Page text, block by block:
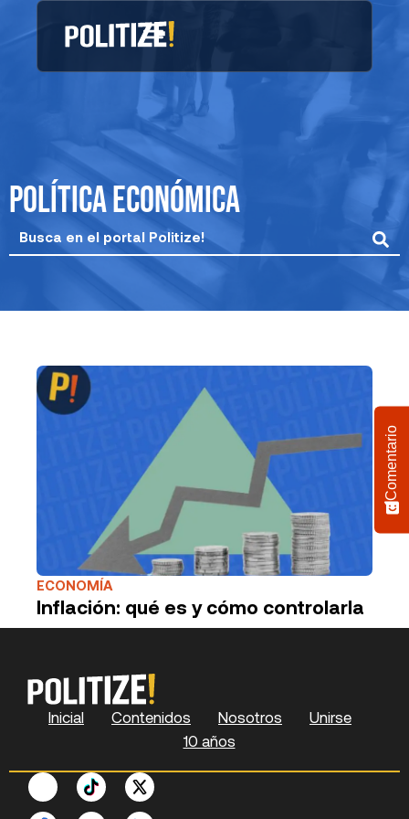
política económica
ECONOMÍA
Inflación: qué es y cómo controlarla
Inicial Contenidos Nosotros
Unirse
10 años
X
-
F
a
Y
o
L
i
P
i
S
p
Comentario
¿Cómo calificarías tu experiencia?
Seleccione
una